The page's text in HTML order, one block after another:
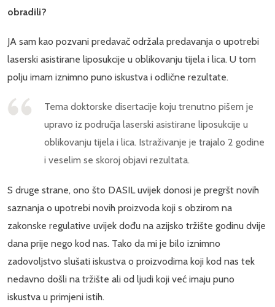
obradili?
JA sam kao pozvani predavač održala predavanja o upotrebi
laserski asistirane liposukcije u oblikovanju tijela i lica. U tom
polju imam iznimno puno iskustva i odlične rezultate.
Tema doktorske disertacije koju trenutno pišem je
upravo iz područja laserski asistirane liposukcije u
oblikovanju tijela i lica. Istraživanje je trajalo 2 godine
i veselim se skoroj objavi rezultata.
S druge strane, ono što DASIL uvijek donosi je pregršt novih
saznanja o upotrebi novih proizvoda koji s obzirom na
zakonske regulative uvijek dođu na azijsko tržište godinu dvije
dana prije nego kod nas. Tako da mi je bilo iznimno
zadovoljstvo slušati iskustva o proizvodima koji kod nas tek
nedavno došli na tržište ali od ljudi koji već imaju puno
iskustva u primjeni istih.